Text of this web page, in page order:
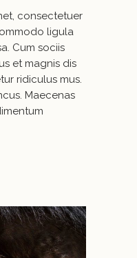
consectetuer
ligula
Cum sociis
et magnis dis
ridiculus mus.
Maecenas